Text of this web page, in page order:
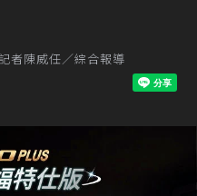
者陳威任／綜合報導